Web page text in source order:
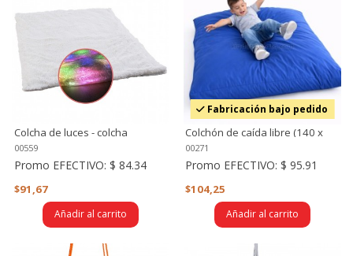
Colcha de luces - colcha
multisensorial
00559
Promo EFECTIVO: $ 84.34
$91,67
Añadir al carrito
Fabricación bajo pedido
Colchón de caída libre (140 x
140)
00271
Promo EFECTIVO:$ 95.91
$104,25
Añadir al carrito